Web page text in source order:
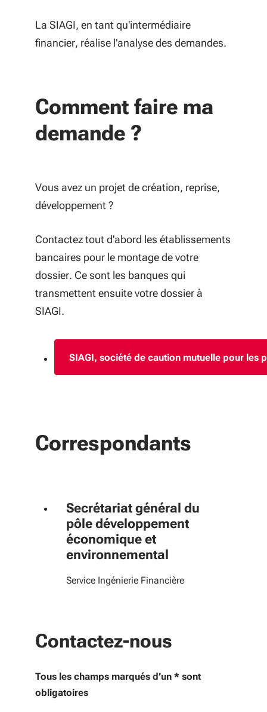
La SIAGI, en tant qu'intermédiaire
financier, réalise l'analyse des demandes.
Comment faire ma
demande ?
Vous avez un projet de création, reprise,
développement ?
Contactez tout d'abord les établissements
bancaires pour le montage de votre
dossier. Ce sont les banques qui
transmettent ensuite votre dossier à
SIAGI.
SIAGI, société de caution mutuelle pour les
(S'ouvre
Correspondants
Secrétariat général du
pôle développement
économique et
environnemental
Service Ingénierie Financière
Contactez-nous
Tous les champs marqués d’un * sont
obligatoires